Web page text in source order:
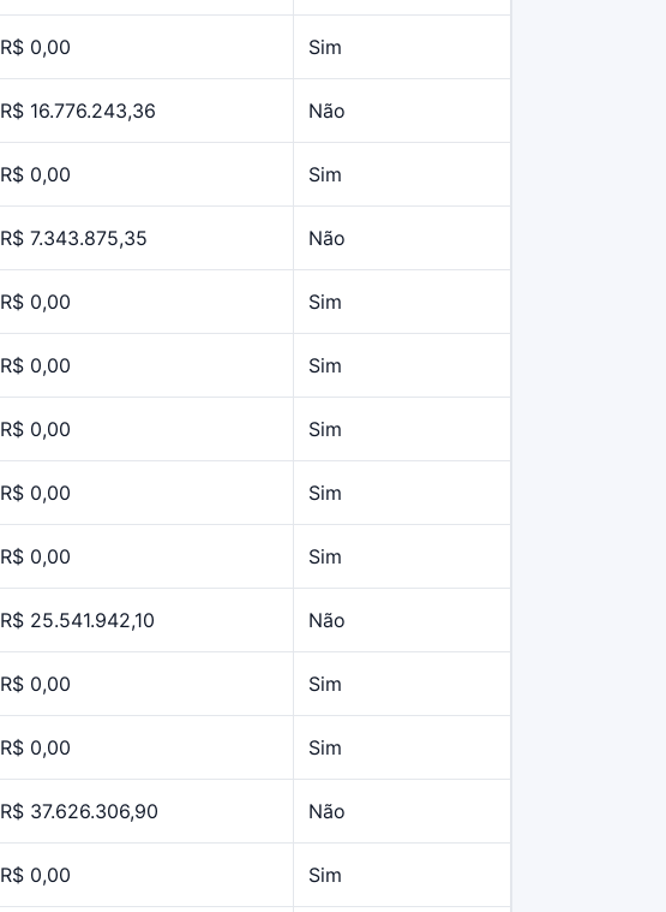
R$ 0,00 Sim
R$ 16.776.243,36 Não
R$ 0,00 Sim
R$ 7.343.875,35 Não
R$ 0,00 Sim
R$ 0,00 Sim
R$ 0,00 Sim
R$ 0,00 Sim
R$ 0,00 Sim
R$ 25.541.942,10 Não
R$ 0,00 Sim
R$ 0,00 Sim
R$ 37.626.306,90 Não
R$ 0,00 Sim